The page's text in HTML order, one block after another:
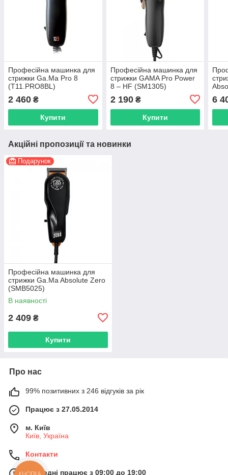
Професійна машинка для
стрижки Ga.Ma Pro 8
(T11.PRO8BL)
2 460 ₴
Купити
Професійна машинка для
стрижки GAMA Pro Power
8 – HF (SM1305)
2 190₴
Купити
6
Акційні пропозиції та новинки
Подарунок
Професійна машинка для
стрижки Ga.Ma Absolute Zero
(SMB5025)
В наявності
2 409 ₴
Купити
Про нас
99% позитивних з 246 відгуків за рік
Працює з 27.05.2014
м. Київ
Київ, Україна
Контакти
Сьогодні працює з 09:00 до 19:00